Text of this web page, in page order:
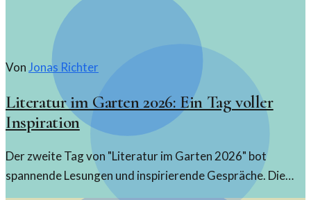
Von Jonas Richter
Literatur im Garten 2026: Ein Tag voller
Inspiration
Der zweite Tag von "Literatur im Garten 2026" bot
spannende Lesungen und inspirierende Gespräche. Die
3sat-Mediathek hat die Höhepunkte festgehalten.